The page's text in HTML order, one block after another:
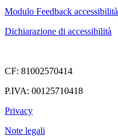
Modulo Feedback accessibilità
Dichiarazione di accessibilità
CF: 81002570414
P.IVA: 00125710418
Privacy
Note legali